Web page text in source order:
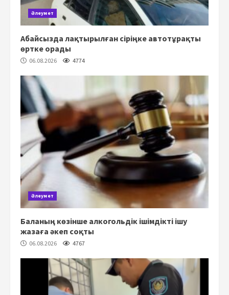
Әлеумет
Абайсызда лақтырылған сіріңке автотұрақты
өртке орады
06.08.2026 4774
Әлеумет
Баланың көзінше алкогольдік ішімдікті ішу
жазаға әкеп соқты
06.08.2026 4767